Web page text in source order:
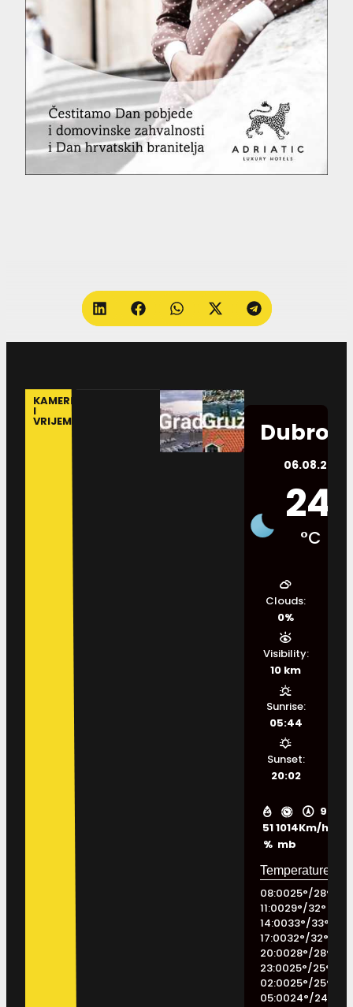
KAMERE
I
VRIJEME
06.08.2026.
24
°C
51
%
1014
mb
9
Km/h
Clouds:
0%
Visibility:
10 km
Sunrise:
05:44
Sunset:
20:02
08:0025°/28°
11:0029°/32°
14:0033°/33°
17:0032°/32°
20:0028°/28°
23:0025°/25°
02:0025°/25°
05:0024°/24